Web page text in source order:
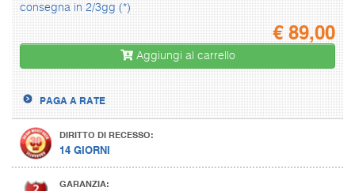
consegna in 2/3gg (*)
€89,00
Aggiungi al carrello
PAGA A RATE
DIRITTO DI RECESSO:
14 GIORNI
GARANZIA: